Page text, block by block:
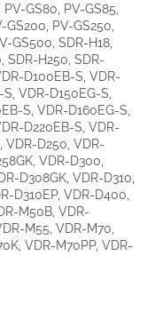
GS80, PV-GS85,
GS200, PV-GS250,
GS500, SDR-H18,
SDR-H250, SDR-
D100EB-S, VDR-
VDR-D150EG-S,
S, VDR-D160EG-S,
D220EB-S, VDR-
VDR-D250, VDR-
VDR-D300,
D308GK, VDR-D310,
D310EP, VDR-D400,
M50B, VDR-
M55, VDR-M70,
VDR-M70PP, VDR-